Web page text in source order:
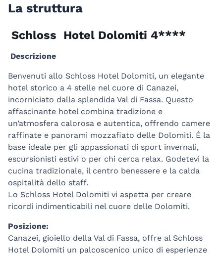
La struttura
Schloss Hotel Dolomiti 4****
Descrizione
Benvenuti allo Schloss Hotel Dolomiti, un elegante
hotel storico a 4 stelle nel cuore di Canazei,
incorniciato dalla splendida Val di Fassa. Questo
affascinante hotel combina tradizione e
un’atmosfera calorosa e autentica, offrendo camere
raffinate e panorami mozzafiato delle Dolomiti. È la
base ideale per gli appassionati di sport invernali,
escursionisti estivi o per chi cerca relax. Godetevi la
cucina tradizionale, il centro benessere e la calda
ospitalità dello staff.
Lo Schloss Hotel Dolomiti vi aspetta per creare
ricordi indimenticabili nel cuore delle Dolomiti.
Posizione:
Canazei, gioiello della Val di Fassa, offre al Schloss
Hotel Dolomiti un palcoscenico unico di esperienze